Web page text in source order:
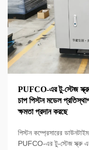
PUFCO-এর টু-স্টেজ স্ক্রু
চাপ পিস্টন মডেল
ক্ষমতা প্রদান করছে
পিস্টন কম্প্রেসারের
PUFCO-এর টু-স্টেজ স্ক্রু